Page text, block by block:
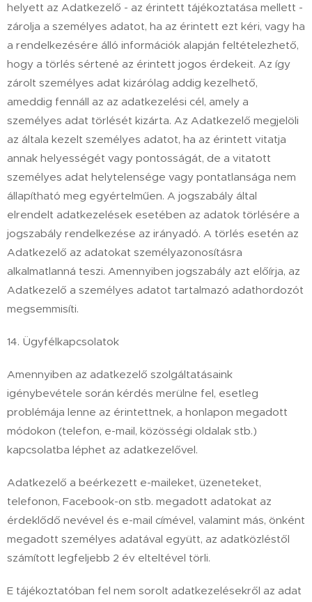
helyett az Adatkezelő - az érintett tájékoztatása mellett -
zárolja a személyes adatot, ha az érintett ezt kéri, vagy ha
a rendelkezésére álló információk alapján feltételezhető,
hogy a törlés sértené az érintett jogos érdekeit. Az így
zárolt személyes adat kizárólag addig kezelhető,
ameddig fennáll az az adatkezelési cél, amely a
személyes adat törlését kizárta. Az Adatkezelő megjelöli
az általa kezelt személyes adatot, ha az érintett vitatja
annak helyességét vagy pontosságát, de a vitatott
személyes adat helytelensége vagy pontatlansága nem
állapítható meg egyértelműen. A jogszabály által
elrendelt adatkezelések esetében az adatok törlésére a
jogszabály rendelkezése az irányadó. A törlés esetén az
Adatkezelő az adatokat személyazonosításra
alkalmatlanná teszi. Amennyiben jogszabály azt előírja, az
Adatkezelő a személyes adatot tartalmazó adathordozót
megsemmisíti.
14. Ügyfélkapcsolatok
Amennyiben az adatkezelő szolgáltatásaink
igénybevétele során kérdés merülne fel, esetleg
problémája lenne az érintettnek, a honlapon megadott
módokon (telefon, e-mail, közösségi oldalak stb.)
kapcsolatba léphet az adatkezelővel.
Adatkezelő a beérkezett e-maileket, üzeneteket,
telefonon, Facebook-on stb. megadott adatokat az
érdeklődő nevével és e-mail címével, valamint más, önként
megadott személyes adatával együtt, az adatközléstől
számított legfeljebb 2 év elteltével törli.
E tájékoztatóban fel nem sorolt adatkezelésekről az adat